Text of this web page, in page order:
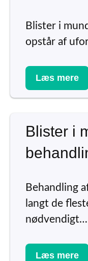
Blister i
opstår af
Læs mere
Blister i
Behandling
langt de
nødvendigt…
Læs mere